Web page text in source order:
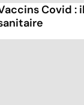
Covid :